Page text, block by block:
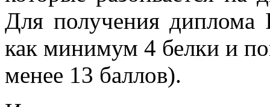
Для получения диплома
как минимум 4 белки и
менее 13 баллов).